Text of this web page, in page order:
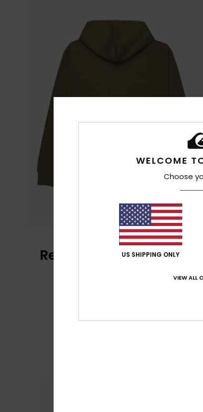
Recensioni dei clienti
WELCOME
Choose
US SHIPPING ONLY
VIEW ALL